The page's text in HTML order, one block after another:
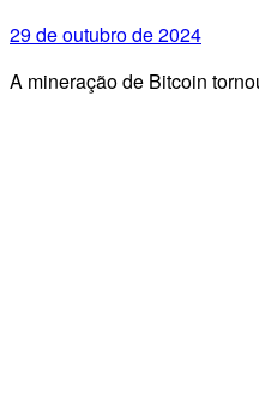
29 de outubro de 2024
A mineração de Bitcoin